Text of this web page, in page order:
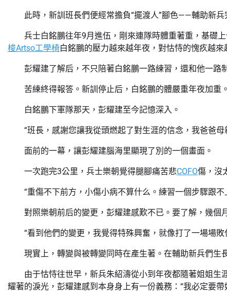
此時，新訓班長們便經常擔負“擺渡人”腳色——輔助新
兵士白銘鵬往年9月進伍，剛來連隊時體重著重，基礎
梭Artso工學椅白銘鵬的壓力越來越年夜，對怙恃的愧疚越來
彭耀建了解后，不只陪著白銘鵬一路練習，還和他一
苦練終得報答。新訓停止后，白銘鵬的體嚴重年夜加重
白銘鵬下軍隊那天，彭耀建至今記憶深入。
“班長，感謝您讓我從頭燃起了對生涯的信念，我爸爸
面前的一幕，讓彭耀建腦海里顯現了別的一個畫面。
一次跑完3公里，兵士樂朝覺得腿腳痛苦悲COFO傷，沒
“重傷不下前方，小傷小病不算什么。練習一個步驟跟
對照樂朝前后的變更，彭耀建感歎不已。要了解，幾個
“看到他們的變更，我覺得特殊興奮，就像打了一場場
現實上，轉變與被轉變同時在產生著。在輔助新兵們
由于怙恃往世早，新兵朱紹濤從小到年夜都隨著姐姐
耀著的淚光，彭耀建感到本身身上有一份義務：“我必定要帶